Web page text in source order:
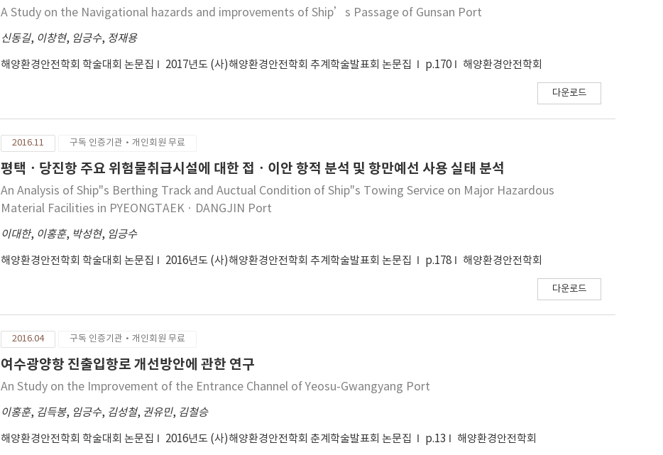
A Study on the Navigational hazards and improvements of Ship’s Passage of Gunsan Port
신동길, 이창현, 임긍수, 정재용
해양환경안전학회 학술대회 논문집 2017년도 (사)해양환경안전학회 추계학술발표회 논문집 p.170 해양환경안전학회
다운로드
2016.11 구독 인증기관·개인회원 무료
평택ㆍ당진항 주요 위험물취급시설에 대한 접ㆍ이안 항적 분석 및 항만예선 사용 실태 분석
An Analysis of Ship"s Berthing Track and Auctual Condition of Ship"s Towing Service on Major Hazardous
Material Facilities in PYEONGTAEKㆍDANGJIN Port
이대한, 이홍훈, 박성현, 임긍수
해양환경안전학회 학술대회 논문집 2016년도 (사)해양환경안전학회 추계학술발표회 논문집 p.178 해양환경안전학회
다운로드
2016.04 구독 인증기관·개인회원 무료
여수광양항 진출입항로 개선방안에 관한 연구
An Study on the Improvement of the Entrance Channel of Yeosu-Gwangyang Port
이홍훈, 김득봉, 임긍수, 김성철, 권유민, 김철승
해양환경안전학회 학술대회 논문집 2016년도 (사)해양환경안전학회 춘계학술발표회 논문집 p.13 해양환경안전학회